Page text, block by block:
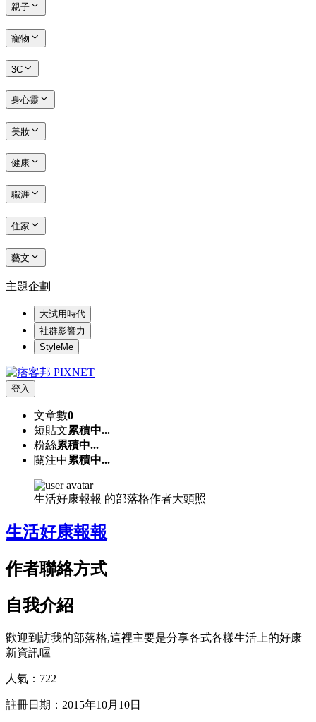
親子
寵物
3C
身心靈
美妝
健康
職涯
住家
藝文
主題企劃
大試用時代
社群影響力
StyleMe
登入
文章數0
短貼文累積中...
粉絲累積中...
關注中 累積中...
生活好康報報 的部落格作者大頭照
生活好康報報
作者聯絡方式
自我介紹
歡迎到訪我的部落格,這裡主要是分享各式各樣生活上的好康
新資訊喔
人氣： 722
註冊日期： 2015年10月10日